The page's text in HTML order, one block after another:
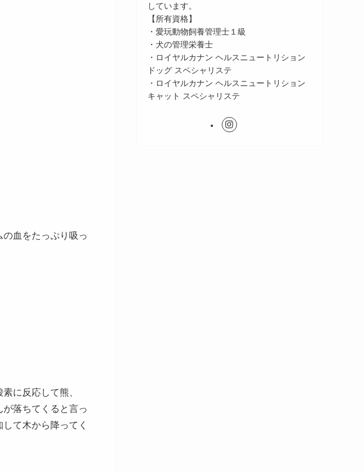
血をたっぷり吸っ
に反応して熊、
落ちてくると言っ
て木から降ってく
しています。
【所有資格】
・愛玩動物飼養管理士１級
・犬の管理栄養士
・ロイヤルカナン ヘルスニュートリション
ドッグ スペシャリステ
・ロイヤルカナン ヘルスニュートリション
キャット スペシャリステ